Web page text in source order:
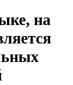
на